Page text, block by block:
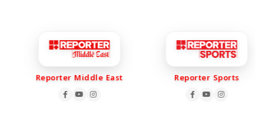
Reporter Middle East Reporter Sports